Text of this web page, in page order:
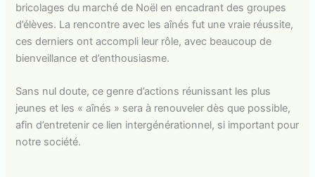
bricolages du marché de Noël en encadrant des groupes
d’élèves. La rencontre avec les aînés fut une vraie réussite,
ces derniers ont accompli leur rôle, avec beaucoup de
bienveillance et d’enthousiasme.
Sans nul doute, ce genre d’actions réunissant les plus
jeunes et les « aînés » sera à renouveler dès que possible,
afin d’entretenir ce lien intergénérationnel, si important pour
notre société.